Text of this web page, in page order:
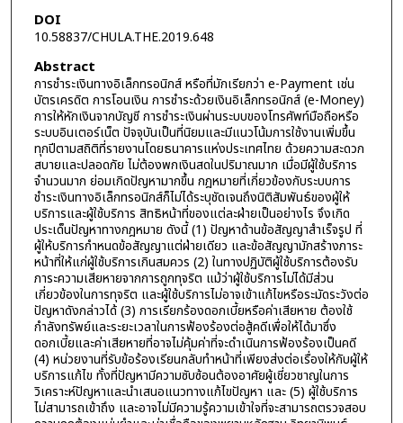
DOI
10.58837/CHULA.THE.2019.648
Abstract
การชำระเงินทางอิเล็กทรอนิกส์ หรือที่มักเรียกว่า e-Payment เช่น
บัตรเครดิต การโอนเงิน การชำระด้วยเงินอิเล็กทรอนิกส์ (e-Money)
การให้หักเงินจากบัญชี การชำระเงินผ่านระบบของโทรศัพท์มือถือหรือ
ระบบอินเตอร์เน็ต ปัจจุบันเป็นที่นิยมและมีแนวโน้มการใช้งานเพิ่มขึ้น
ทุกปีตามสถิติที่รายงานโดยธนาคารแห่งประเทศไทย ด้วยความสะดวก
สบายและปลอดภัย ไม่ต้องพกเงินสดในปริมาณมาก เมื่อมีผู้ใช้บริการ
จำนวนมาก ย่อมเกิดปัญหามากขึ้น กฎหมายที่เกี่ยวข้องกับระบบการ
ชำระเงินทางอิเล็กทรอนิกส์ก็ไม่ได้ระบุชัดเจนถึงนิติสัมพันธ์ของผู้ให้
บริการและผู้ใช้บริการ สิทธิหน้าที่ของแต่ละฝ่ายเป็นอย่างไร จึงเกิด
ประเด็นปัญหาทางกฎหมาย ดังนี้ (1) ปัญหาด้านข้อสัญญาสำเร็จรูป ที่
ผู้ให้บริการกำหนดข้อสัญญาแต่ฝ่ายเดียว และข้อสัญญามักสร้างภาระ
หน้าที่ให้แก่ผู้ใช้บริการเกินสมควร (2) ในทางปฏิบัติผู้ใช้บริการต้องรับ
ภาระความเสียหายจากการถูกทุจริต แม้ว่าผู้ใช้บริการไม่ได้มีส่วน
เกี่ยวข้องในการทุจริต และผู้ใช้บริการไม่อาจเข้าแก้ไขหรือระมัดระวังต่อ
ปัญหาดังกล่าวได้ (3) การเรียกร้องดอกเบี้ยหรือค่าเสียหาย ต้องใช้
กำลังทรัพย์และระยะเวลาในการฟ้องร้องต่อสู้คดีเพื่อให้ได้มาซึ่ง
ดอกเบี้ยและค่าเสียหายที่อาจไม่คุ้มค่าที่จะดำเนินการฟ้องร้องเป็นคดี
(4) หน่วยงานที่รับข้อร้องเรียนกลับทำหน้าที่เพียงส่งต่อเรื่องให้กับผู้ให้
บริการแก้ไข ทั้งที่ปัญหามีความซับซ้อนต้องอาศัยผู้เชี่ยวชาญในการ
วิเคราะห์ปัญหาและนำเสนอแนวทางแก้ไขปัญหา และ (5) ผู้ใช้บริการ
ไม่สามารถเข้าถึง และอาจไม่มีความรู้ความเข้าใจที่จะสามารถตรวจสอบ